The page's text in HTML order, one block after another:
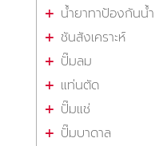
น้ำยาทาป้องกันน้ำ
ชันสังเคราะห์
ปั๊มลม
แท่นตัด
ปั๊มแช่
ปั๊มบาดาล